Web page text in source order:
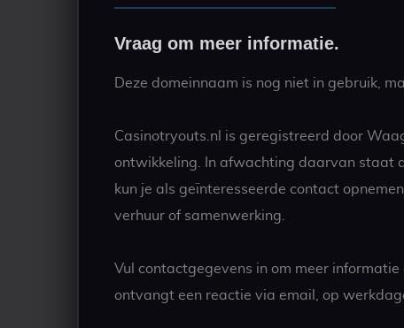
Vraag om meer informatie.
Deze domeinnaam is nog niet in gebruik,
Casinotryouts.nl is geregistreerd door
ontwikkeling. In afwachting daarvan staat
kun je als geïnteresseerde contact
verhuur of samenwerking.
Vul contactgegevens in om meer
ontvangt een reactie via email, op